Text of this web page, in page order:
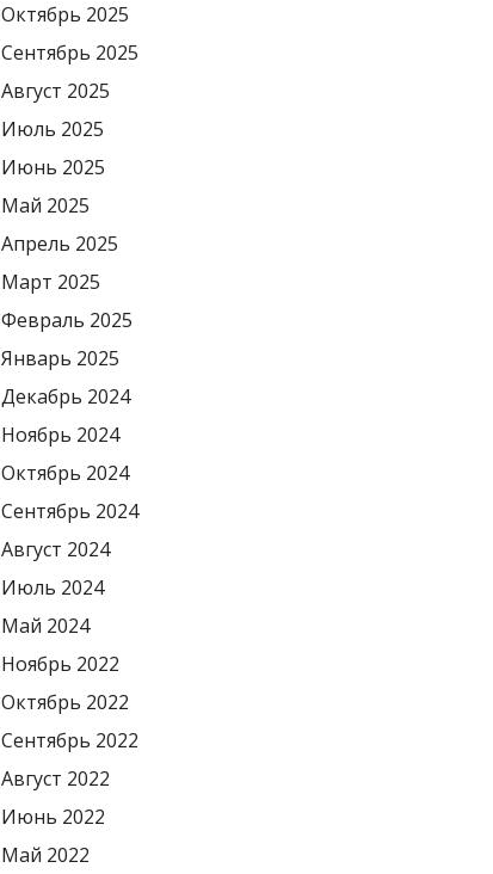
Октябрь 2025
Сентябрь 2025
Август 2025
Июль 2025
Июнь 2025
Май 2025
Апрель 2025
Март 2025
Февраль 2025
Январь 2025
Декабрь 2024
Ноябрь 2024
Октябрь 2024
Сентябрь 2024
Август 2024
Июль 2024
Май 2024
Ноябрь 2022
Октябрь 2022
Сентябрь 2022
Август 2022
Июнь 2022
Май 2022